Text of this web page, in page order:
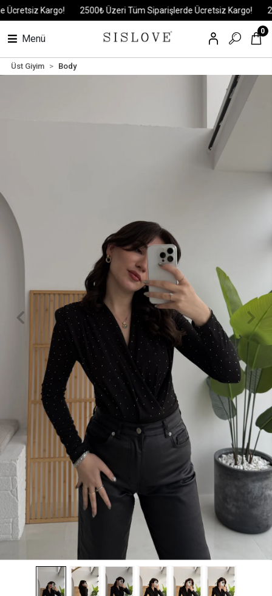
Kargo! 2500₺ Üzeri Tüm Siparişlerde Ücretsiz Kargo!
Menü
0
Üst Giyim Body